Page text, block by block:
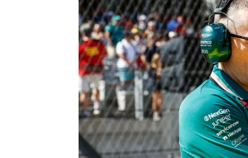
MÁS CATEGORÍAS